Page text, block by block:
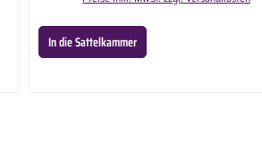
In die Sattelkammer